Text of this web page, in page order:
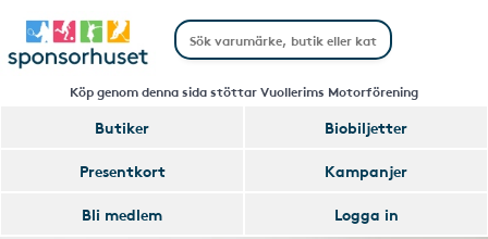
Köp genom denna sida stöttar Vuollerims Motorförening
Butiker
Biobiljetter
Presentkort
Kampanjer
Bli medlem
Logga in